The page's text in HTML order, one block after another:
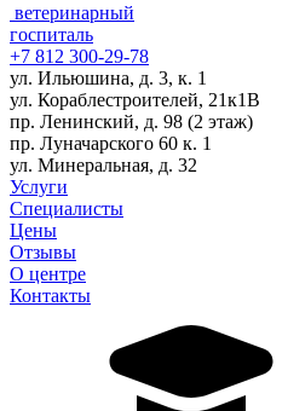
ветеринарный
госпиталь
+7 812 300-29-78
ул. Ильюшина, д. 3, к. 1
ул. Кораблестроителей, 21к1В
пр. Ленинский, д. 98 (2 этаж)
пр. Луначарского 60 к. 1
ул. Минеральная, д. 32
Услуги
Специалисты
Цены
Отзывы
О центре
Контакты